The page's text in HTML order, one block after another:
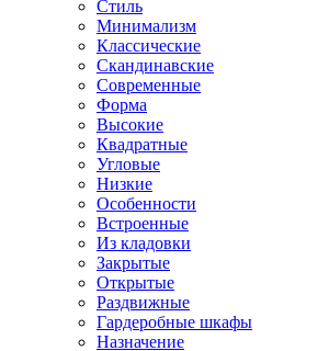
Стиль
Минимализм
Классические
Скандинавские
Современные
Форма
Высокие
Квадратные
Угловые
Низкие
Особенности
Встроенные
Из кладовки
Закрытые
Открытые
Раздвижные
Гардеробные шкафы
Назначение